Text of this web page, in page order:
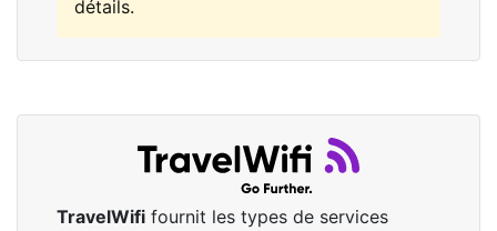
détails.
TravelWifi fournit les types de services